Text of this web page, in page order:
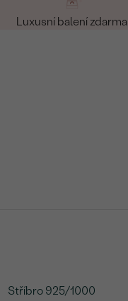
Luxusní balení zdarma
Stříbro 925/1000